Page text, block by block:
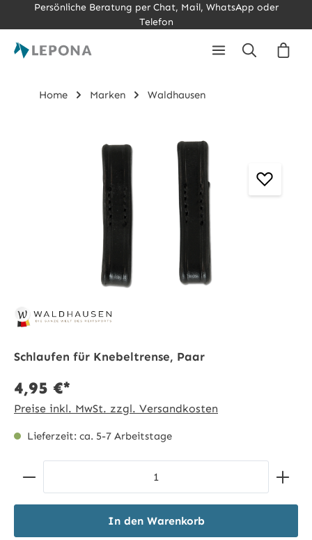
Zum Hauptinhalt springen
Persönliche Beratung per Chat, Mail, WhatsApp oder
Telefon
Home Marken Waldhausen
Bildergalerie überspringen
Schlaufen für Knebeltrense, Paar
4,95 €*
Preise inkl. MwSt. zzgl. Versandkosten
Lieferzeit: ca. 5-7 Arbeitstage
Produkt Anzahl: Gib den gewünschten Wert ein
In den Warenkorb